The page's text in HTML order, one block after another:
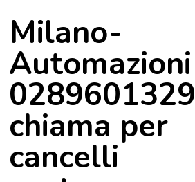
Milano-
Automazioni
0289601329
chiama per
cancelli